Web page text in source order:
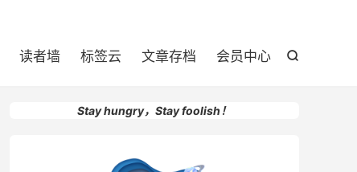

读者墙 标签云 文章存档 会员中心
Stay hungry，Stay foolish！